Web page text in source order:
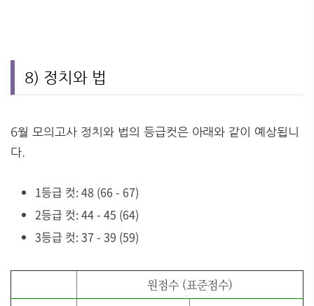
8) 정치와 법
6월 모의고사 정치와 법의 등급컷은 아래와 같이 예상됩니
다.
1등급 컷: 48 (66 - 67)
2등급 컷: 44 - 45 (64)
3등급 컷: 37 - 39 (59)
원점수 (표준점수)